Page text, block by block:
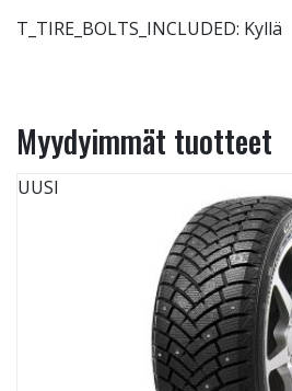
T_TIRE_BOLTS_INCLUDED: Kyllä
Myydyimmät tuotteet
UUSI